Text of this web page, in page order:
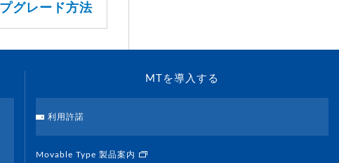
グレード方法
MTを導入する
利用許諾
Movable Type 製品案内